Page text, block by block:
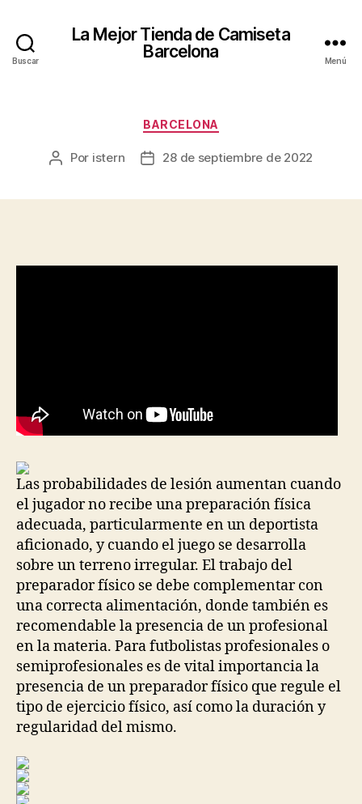
Buscar
La Mejor Tienda de Camiseta
Barcelona
Menú
Categorías
BARCELONA
Autor
Por istern
Fecha28 de septiembre de 2022
Las probabilidades de lesión aumentan cuando
el jugador no recibe una preparación física
adecuada, particularmente en un deportista
aficionado, y cuando el juego se desarrolla
sobre un terreno irregular. El trabajo del
preparador físico se debe complementar con
una correcta alimentación, donde también es
recomendable la presencia de un profesional
en la materia. Para futbolistas profesionales o
semiprofesionales es de vital importancia la
presencia de un preparador físico que regule el
tipo de ejercicio físico, así como la duración y
regularidad del mismo.